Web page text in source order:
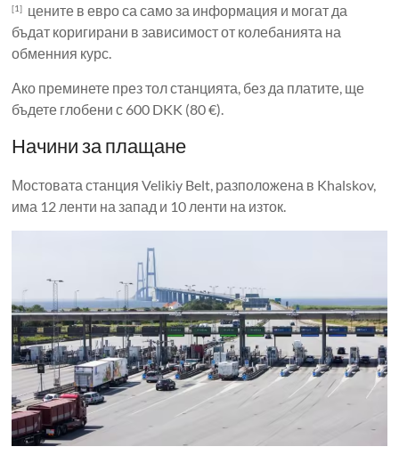
[1] цените в евро са само за информация и могат да
бъдат коригирани в зависимост от колебанията на
обменния курс.
Ако преминете през тол станцията, без да платите, ще
бъдете глобени с 600 DKK (80 €).
Начини за плащане
Мостовата станция Velikiy Belt, разположена в Khalskov,
има 12 ленти на запад и 10 ленти на изток.